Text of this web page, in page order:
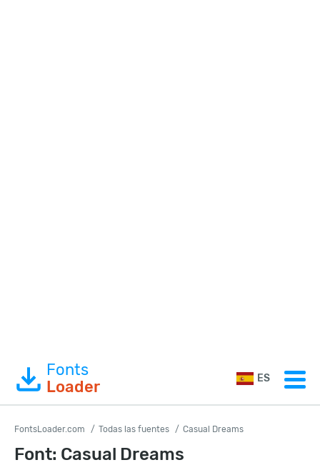
Fonts
Loader
ES
FontsLoader.com Todas las fuentes Casual Dreams
Font: Casual Dreams